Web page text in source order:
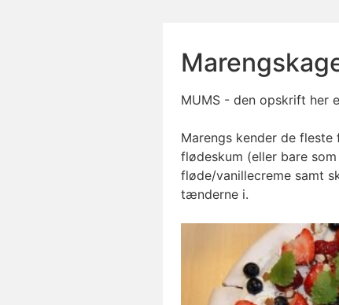
MUMS - den opskrift her
Marengs kender de
flødeskum (eller bare
fløde/vanillecreme samt
tænderne i.